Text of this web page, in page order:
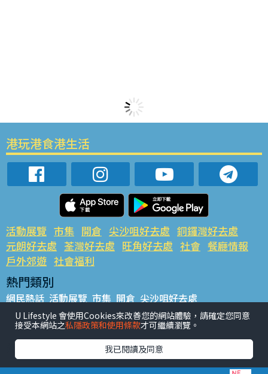
港玩港食港生活
活動展覽 市集 開倉 尖沙咀好去處 銅鑼灣好去處
元朗好去處 荃灣好去處 旺角好去處 社會 餐廳情報
戶外郊遊 社會福利
熱門類別
網民熱話 活動展覽 市集 開倉 尖沙咀好去處
銅鑼灣好去處 元朗好去處 荃灣好去處 旺角好去處 社會
餐廳情報 戶外郊遊
熱門標籤
#UGO搵好去處 #人氣活動推介 #美食社群熱話
U Lifestyle 會使用Cookies來改善您的網站體驗，請確定您同意
接受本網站之私隱政策和使用條款才可繼續瀏覽。
我已閱讀及同意